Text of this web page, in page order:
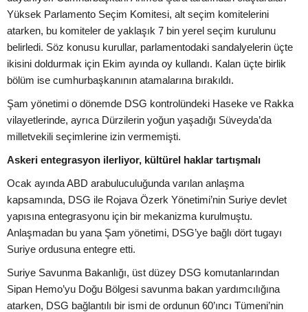
Yüksek Parlamento Seçim Komitesi, alt seçim komitelerini
atarken, bu komiteler de yaklaşık 7 bin yerel seçim kurulunu
belirledi. Söz konusu kurullar, parlamentodaki sandalyelerin üçte
ikisini doldurmak için Ekim ayında oy kullandı. Kalan üçte birlik
bölüm ise cumhurbaşkanının atamalarına bırakıldı.
Şam yönetimi o dönemde DSG kontrolündeki Haseke ve Rakka
vilayetlerinde, ayrıca Dürzilerin yoğun yaşadığı Süveyda’da
milletvekili seçimlerine izin vermemişti.
Askeri entegrasyon ilerliyor, kültürel haklar tartışmalı
Ocak ayında ABD arabuluculuğunda varılan anlaşma
kapsamında, DSG ile Rojava Özerk Yönetimi’nin Suriye devlet
yapısına entegrasyonu için bir mekanizma kurulmuştu.
Anlaşmadan bu yana Şam yönetimi, DSG’ye bağlı dört tugayı
Suriye ordusuna entegre etti.
Suriye Savunma Bakanlığı, üst düzey DSG komutanlarından
Sipan Hemo’yu Doğu Bölgesi savunma bakan yardımcılığına
atarken, DSG bağlantılı bir ismi de ordunun 60’ıncı Tümeni’nin